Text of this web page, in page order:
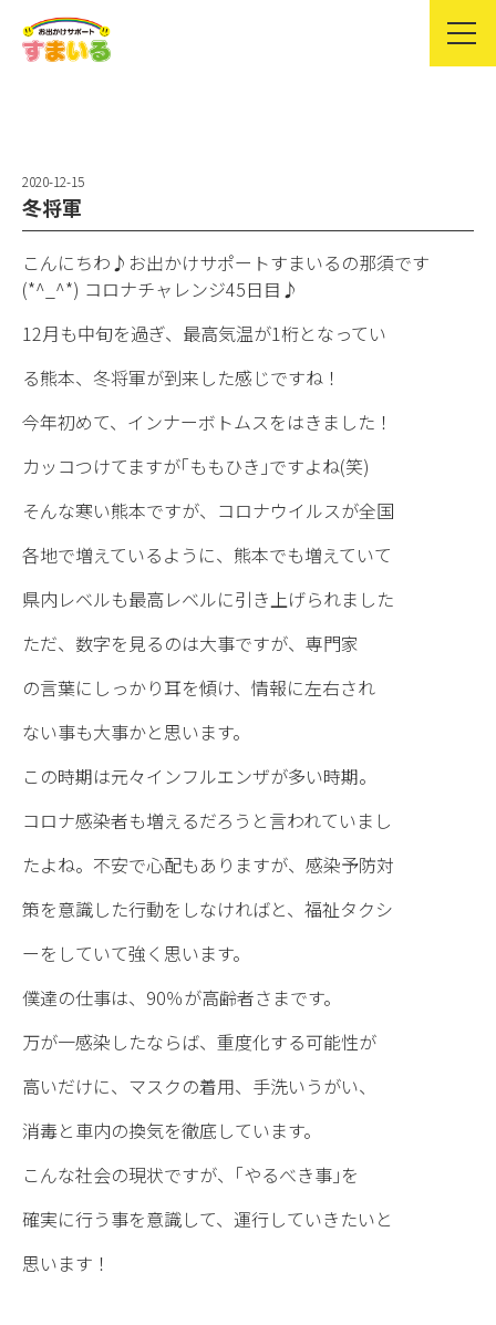
2020-12-15
冬将軍
こんにちわ♪お出かけサポートすまいるの那須です
(*^_^*) コロナチャレンジ45日目♪
12月も中旬を過ぎ、最高気温が1桁となってい
る熊本、冬将軍が到来した感じですね！
今年初めて、インナーボトムスをはきました！
カッコつけてますが｢ももひき｣ですよね(笑)
そんな寒い熊本ですが、コロナウイルスが全国
各地で増えているように、熊本でも増えていて
県内レベルも最高レベルに引き上げられました
ただ、数字を見るのは大事ですが、専門家
の言葉にしっかり耳を傾け、情報に左右され
ない事も大事かと思います。
この時期は元々インフルエンザが多い時期。
コロナ感染者も増えるだろうと言われていまし
たよね。不安で心配もありますが、感染予防対
策を意識した行動をしなければと、福祉タクシ
ーをしていて強く思います。
僕達の仕事は、90％が高齢者さまです。
万が一感染したならば、重度化する可能性が
高いだけに、マスクの着用、手洗いうがい、
消毒と車内の換気を徹底しています。
こんな社会の現状ですが、｢やるべき事｣を
確実に行う事を意識して、運行していきたいと
思います！